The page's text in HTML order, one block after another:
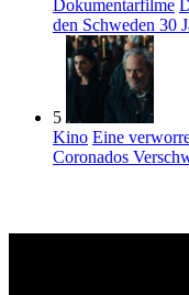
Dokumentarfilme
den Schweden 30
5
Kino Eine
Coronados